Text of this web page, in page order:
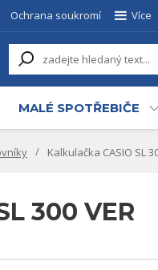
Ochrana soukromí Více
MALÉ SPOTŘEBIČE
Kalkulačka CASIO SL
300 VER